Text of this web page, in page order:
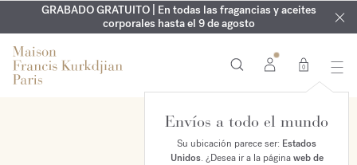
EXCLUSIVO | Descubra la nueva fragancia OUDvelvet mood
en su pedido*
GRABADO GRATUITO | En todas las fragancias y aceites
corporales hasta el 9 de agosto
ARMARIO DE VERANO | Descubra su fragancia de verano
0
Envíos a todo el mundo
Su ubicación parece ser: Estados
Unidos. ¿Desea ir a la páginaweb de
NUEVO